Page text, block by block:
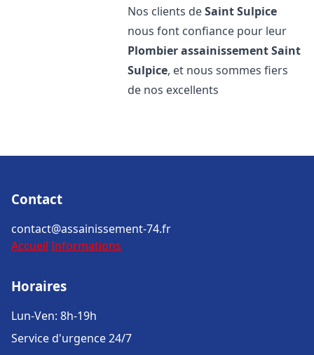
Nos clients deSaint Sulpice
nous font confiance pour leur
Plombier assainissementSaint
Sulpice, et nous sommes fiers
de nos excellents
Contact
contact@assainissement-74.fr
Accueil Informations
Horaires
Lun-Ven: 8h-19h
Service d'urgence 24/7